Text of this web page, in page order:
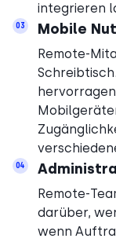
integrieren
03 Mobile
Remote-
04
Remote-
darüber,
wenn